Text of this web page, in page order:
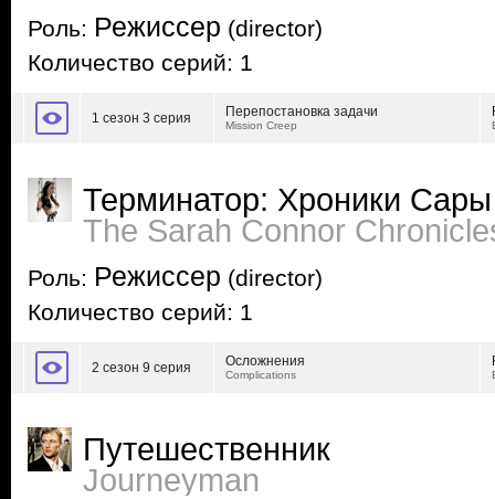
Роль: Режиссер (director)
Количество серий: 1
1 сезон 3 серия Перепостановка задачи
Mission Creep
Терминатор: Хроники
The Sarah Connor
Роль: Режиссер (director)
Количество серий: 1
2 сезон 9 серия Осложнения
Complications
Путешественник
Journeyman